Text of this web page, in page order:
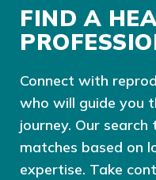
FIND A
Connect with
who will guide you
journey. Our
matches based on
expertise. Take